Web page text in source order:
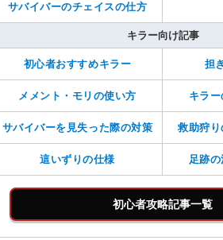
サバイバーのチェイスの仕方
キラー向け記事
初心者おすすめキラー 担
メメント・モリの使い方 キラ
サバイバーを見失った際の対策 救助狩
這いずりの仕様 足跡
初心者攻略記事一覧